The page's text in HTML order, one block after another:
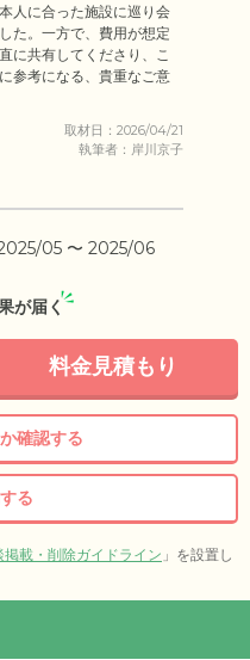
人に合った施設に巡り会
た。一方で、費用が想定
に共有してくださり、こ
参考になる、貴重なご意
取材日：2026/04/21
執筆者：岸川京子
05 〜 2025/06
が届く
料金見積もり
確認する
る
載・削除ガイドライン 」を設置し